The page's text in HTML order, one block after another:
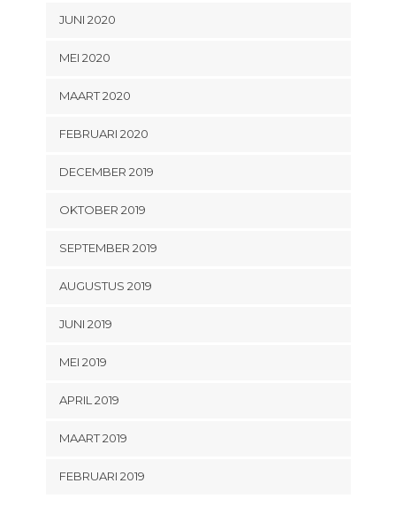
JUNI 2020
MEI 2020
MAART 2020
FEBRUARI 2020
DECEMBER 2019
OKTOBER 2019
SEPTEMBER 2019
AUGUSTUS 2019
JUNI 2019
MEI 2019
APRIL 2019
MAART 2019
FEBRUARI 2019